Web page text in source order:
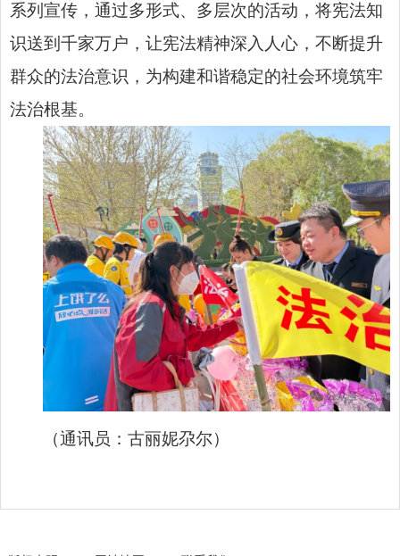
系列宣传，通过多形式、多层次的活动，将宪法知
识送到千家万户，让宪法精神深入人心，不断提升
群众的法治意识，为构建和谐稳定的社会环境筑牢
法治根基。
（通讯员：古丽妮尕尔）